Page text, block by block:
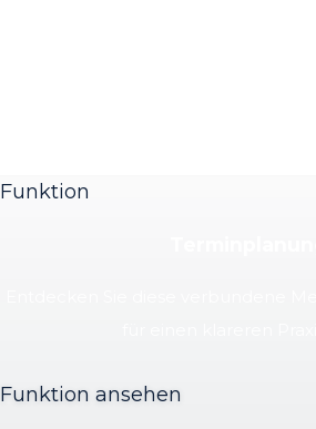
Funktion
Funktion ansehen